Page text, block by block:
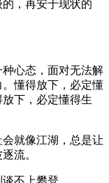
，再安于现状的
心态，面对无法解
懂得放下，必定懂
下，必定懂得生
就像江湖，总是让
流。
不上攀登。